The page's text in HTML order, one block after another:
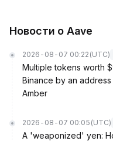
Новости о Aave
2026-08-07 00:22 (UTC)
Multiple tokens worth
Binance by an
Amber
2026-08-07 00:05 (UTC)
A 'weaponized' yen: